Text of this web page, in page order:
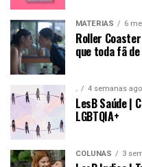
MATÉRIAS 6
Roller
que toda fã de
. 4 semanas ago
LesB Saúde |
LGBTQIA+
COLUNAS 3